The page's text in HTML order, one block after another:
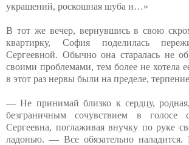
украшений, роскошная шуба и…»
В тот же вечер, вернувшись в свою
квартирку, София поделилась
Сергеевной. Обычно она старалась не
своими проблемами, тем более не хотела
в этот раз нервы были на пределе,
— Не принимай близко к сердцу,
безграничным сочувствием в голосе
Сергеевна, поглаживая внучку по руке
ладонью. — Все обязательно